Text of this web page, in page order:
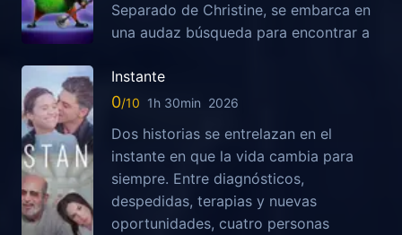
Separado de Christine, se embarca en
una audaz búsqueda para encontrar a
Instante
0 1h 30min 2026
Dos historias se entrelazan en el
instante en que la vida cambia para
siempre. Entre diagnósticos,
despedidas, terapias y nuevas
oportunidades, cuatro personas